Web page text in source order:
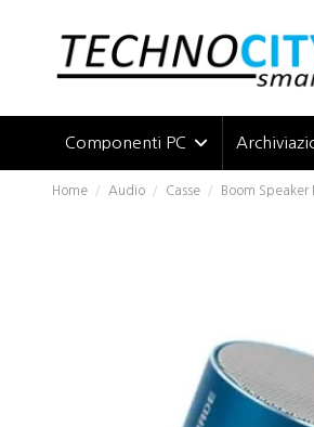
Componenti PC
Home Audio Casse Boom Speaker